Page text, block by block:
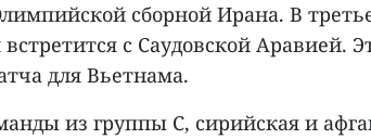
сборной Ирана. В
с Саудовской Аравией.
для Вьетнама.
из группы C, сирийская и